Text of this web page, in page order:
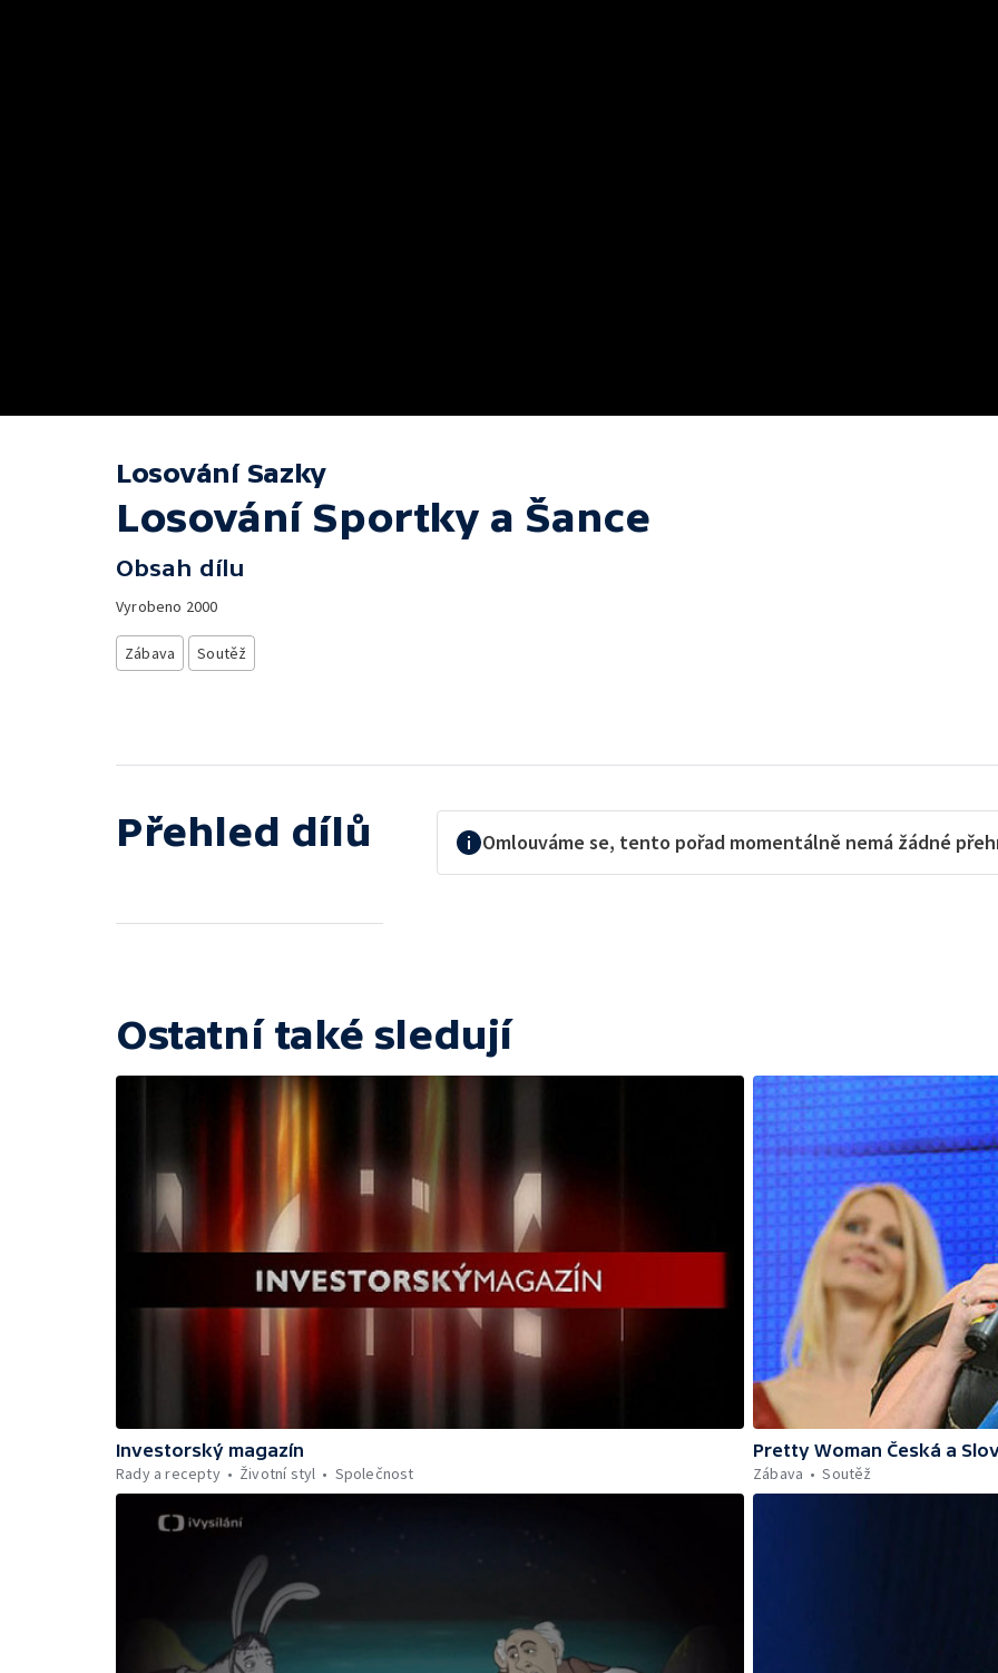
Losování Sazky
Losování Sportky a Šance
Obsah dílu
Vyrobeno 2000
Zábava Soutěž
Přehled dílů Omlouváme se, tento pořad momentálně nemá žádné
Ostatní také sledují
Investorský magazín
Rady a recepty
Životní styl Společnost
Pretty Woman Česká a
Zábava
Soutěž